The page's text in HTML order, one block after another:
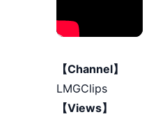
【Channel】
LMGClips
【Views】